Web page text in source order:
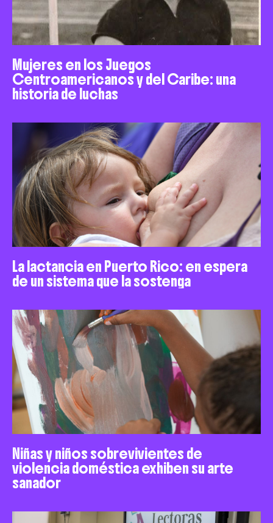
Mujeres en los Juegos
Centroamericanos y del Caribe: una
historia de luchas
La lactancia en Puerto Rico: en espera
de un sistema que la sostenga
Niñas y niños sobrevivientes de
violencia doméstica exhiben su arte
sanador